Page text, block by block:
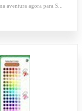
aventura agora para S...